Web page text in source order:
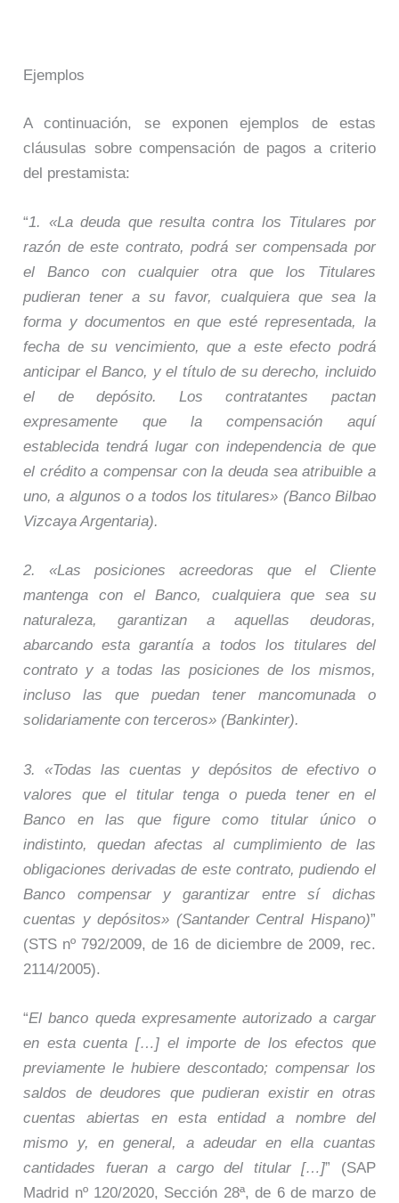
Ejemplos
A continuación, se exponen ejemplos de estas
cláusulas sobre compensación de pagos a criterio
del prestamista:
“1. «La deuda que resulta contra los Titulares por
razón de este contrato, podrá ser compensada por
el Banco con cualquier otra que los Titulares
pudieran tener a su favor, cualquiera que sea la
forma y documentos en que esté representada, la
fecha de su vencimiento, que a este efecto podrá
anticipar el Banco, y el título de su derecho, incluido
el de depósito. Los contratantes pactan
expresamente que la compensación aquí
establecida tendrá lugar con independencia de que
el crédito a compensar con la deuda sea atribuible a
uno, a algunos o a todos los titulares» (Banco Bilbao
Vizcaya Argentaria).
2. «Las posiciones acreedoras que el Cliente
mantenga con el Banco, cualquiera que sea su
naturaleza, garantizan a aquellas deudoras,
abarcando esta garantía a todos los titulares del
contrato y a todas las posiciones de los mismos,
incluso las que puedan tener mancomunada o
solidariamente con terceros» (Bankinter).
3. «Todas las cuentas y depósitos de efectivo o
valores que el titular tenga o pueda tener en el
Banco en las que figure como titular único o
indistinto, quedan afectas al cumplimiento de las
obligaciones derivadas de este contrato, pudiendo el
Banco compensar y garantizar entre sí dichas
cuentas y depósitos» (Santander Central Hispano)”
(STS nº 792/2009, de 16 de diciembre de 2009, rec.
2114/2005).
“El banco queda expresamente autorizado a cargar
en esta cuenta […] el importe de los efectos que
previamente le hubiere descontado; compensar los
saldos de deudores que pudieran existir en otras
cuentas abiertas en esta entidad a nombre del
mismo y, en general, a adeudar en ella cuantas
cantidades fueran a cargo del titular […]” (SAP
Madrid nº 120/2020, Sección 28ª, de 6 de marzo de